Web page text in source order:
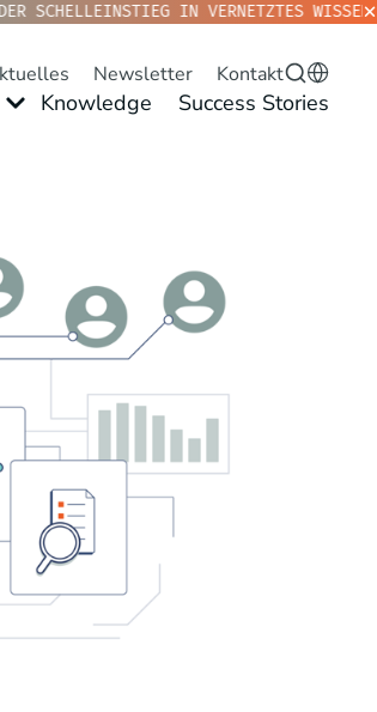
SCHELLEINSTIEG IN VERNETZTES
Newsletter Kontakt
Knowledge Success Stories